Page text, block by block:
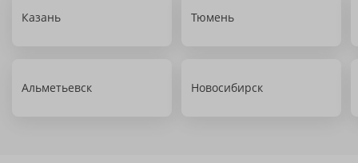
Казань Тюмень
Альметьевск Новосибирск